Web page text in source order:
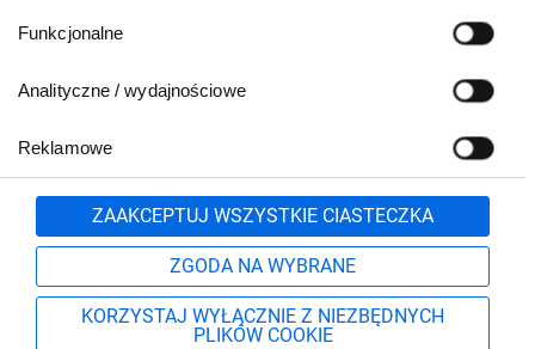
Funkcjonalne
Analityczne / wydajnościowe
Reklamowe
ZAAKCEPTUJ WSZYSTKIE CIASTECZKA
ZGODA NA WYBRANE
KORZYSTAJ WYŁĄCZNIE Z NIEZBĘDNYCH
PLIKÓW COOKIE
801 500 700 lub
71 37 61 600
Formularz kontaktowy